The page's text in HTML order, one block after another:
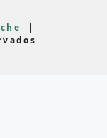
|